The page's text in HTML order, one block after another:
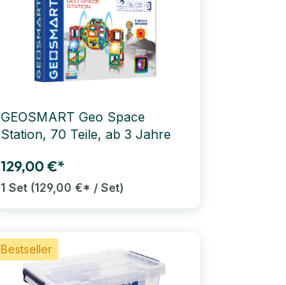
GEOSMART Geo Space
Station, 70 Teile, ab 3 Jahre
129,00 €*
1 Set (129,00 €* / Set)
Bestseller